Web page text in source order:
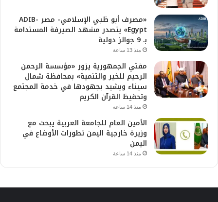
«مصرف أبو ظبي الإسلامي- مصر ADIB-
Egypt» يتصدر مشهد الصيرفة المستدامة
بـ 9 جوائز دولية
منذ 13 ساعة
مفتي الجمهورية يزور «مؤسسة الرحمن
الرحيم للخير والتنمية» بمحافظة شمال
سيناء ويشيد بجهودها في خدمة المجتمع
وتحفيظ القرآن الكريم
منذ 14 ساعة
الأمين العام للجامعة العربية يبحث مع
وزيرة خارجية اليمن تطورات الأوضاع في
اليمن
منذ 14 ساعة